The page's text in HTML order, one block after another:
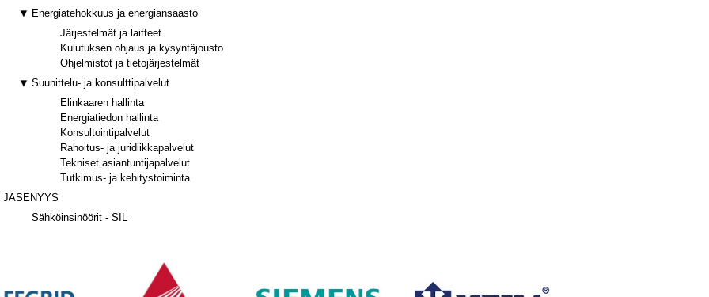
Energiatehokkuus ja energiansäästö
Järjestelmät ja laitteet
Kulutuksen ohjaus ja kysyntäjousto
Ohjelmistot ja tietojärjestelmät
Suunittelu- ja konsulttipalvelut
Elinkaaren hallinta
Energiatiedon hallinta
Konsultointipalvelut
Rahoitus- ja juridiikkapalvelut
Tekniset asiantuntijapalvelut
Tutkimus- ja kehitystoiminta
JÄSENYYS
Sähköinsinöörit - SIL